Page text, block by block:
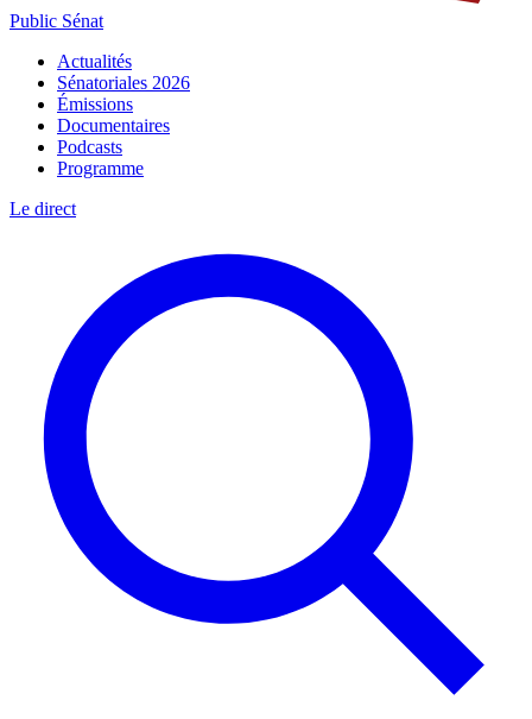
Public Sénat
Actualités
Sénatoriales 2026
Émissions
Documentaires
Podcasts
Programme
Le direct